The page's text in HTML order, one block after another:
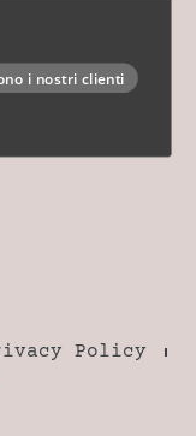
i nostri clienti
Policy